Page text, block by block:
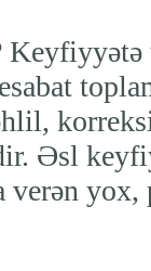
Əsl
verən